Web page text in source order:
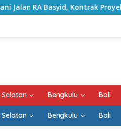
Proyek Sudah Rampung
Bengkulu Bali
Bengkulu Bali